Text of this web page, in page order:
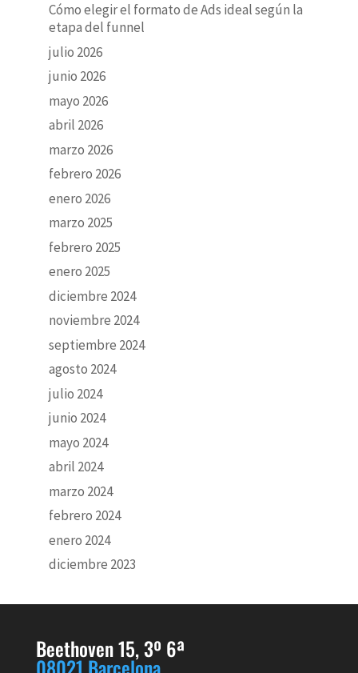
Cómo elegir el formato de Ads ideal según la
etapa del funnel
julio 2026
junio 2026
mayo 2026
abril 2026
marzo 2026
febrero 2026
enero 2026
marzo 2025
febrero 2025
enero 2025
diciembre 2024
noviembre 2024
septiembre 2024
agosto 2024
julio 2024
junio 2024
mayo 2024
abril 2024
marzo 2024
febrero 2024
enero 2024
diciembre 2023
Beethoven 15, 3º 6ª
08021 Barcelona